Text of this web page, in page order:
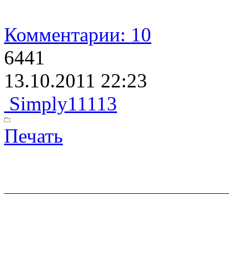
Комментарии: 10
6441
13.10.2011 22:23
Simply11113
Печать